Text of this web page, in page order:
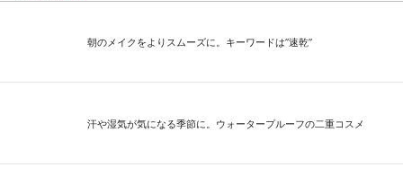
朝のメイクをよりスムーズに。キーワードは”速乾”
汗や湿気が気になる季節に。ウォータープルーフの二重コスメ